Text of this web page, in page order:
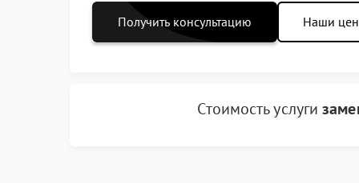
Получить консультацию Наши
Стоимость услуги